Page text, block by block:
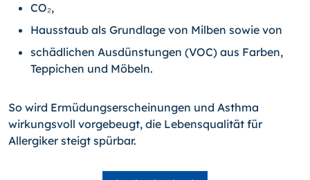
CO₂,
Hausstaub als Grundlage von Milben sowie von
schädlichen Ausdünstungen (VOC) aus Farben,
Teppichen und Möbeln.
So wird Ermüdungserscheinungen und Asthma
wirkungsvoll vorgebeugt, die Lebens­qualität für
Allergiker steigt spürbar.